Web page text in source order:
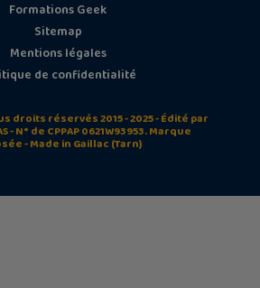
Formations Geek
Sitemap
Mentions légales
de confidentialité
droits réservés 2015 - 2025 - Édité par
- N° de CPPAP 0621W93953. Marque
- Made in Gaillac (Tarn)